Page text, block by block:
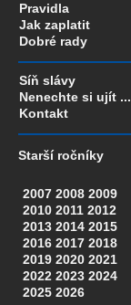
Pravidla
Jak zaplatit
Dobré rady
Síň slávy
Nenechte si ujít ...
Kontakt
Starší ročníky
2007 2008 2009
2010 2011 2012
2013 2014 2015
2016 2017 2018
2019 2020 2021
2022 2023 2024
2025 2026